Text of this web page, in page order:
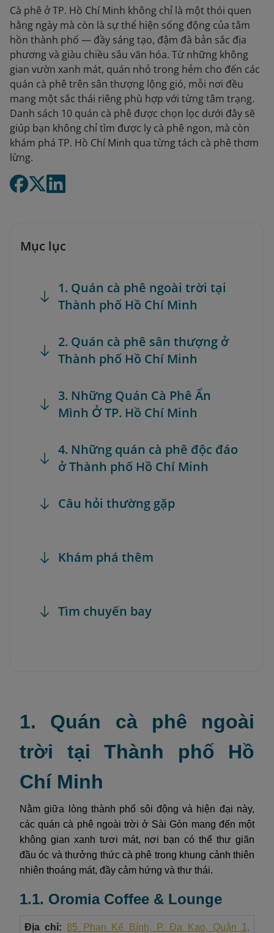
Cà phê ở TP. Hồ Chí Minh không chỉ là một thói quen
hằng ngày mà còn là sự thể hiện sống động của tâm
hồn thành phố — đầy sáng tạo, đậm đà bản sắc địa
phương và giàu chiều sâu văn hóa. Từ những không
gian vườn xanh mát, quán nhỏ trong hẻm cho đến các
quán cà phê trên sân thượng lộng gió, mỗi nơi đều
mang một sắc thái riêng phù hợp với từng tâm trạng.
Danh sách 10 quán cà phê được chọn lọc dưới đây sẽ
giúp bạn không chỉ tìm được ly cà phê ngon, mà còn
khám phá TP. Hồ Chí Minh qua từng tách cà phê thơm
lừng.
Mục lục
1. Quán cà phê ngoài trời tại
Thành phố Hồ Chí Minh
2. Quán cà phê sân thượng ở
Thành phố Hồ Chí Minh
3. Những Quán Cà Phê Ẩn
Mình Ở TP. Hồ Chí Minh
4. Những quán cà phê độc đáo
ở Thành phố Hồ Chí Minh
Câu hỏi thường gặp
Khám phá thêm
Tìm chuyến bay
1. Quán cà phê ngoài
trời tại Thành phố Hồ
Chí Minh
Nằm giữa lòng thành phố sôi động và hiện đại này,
các quán cà phê ngoài trời ở Sài Gòn mang đến một
không gian xanh tươi mát, nơi bạn có thể thư giãn
đầu óc và thưởng thức cà phê trong khung cảnh thiên
nhiên thoáng mát, đầy cảm hứng và thư thái.
1.1. Oromia Coffee & Lounge
Địa chỉ:85 Phan Kế Bính, P. Đa Kao, Quận 1,